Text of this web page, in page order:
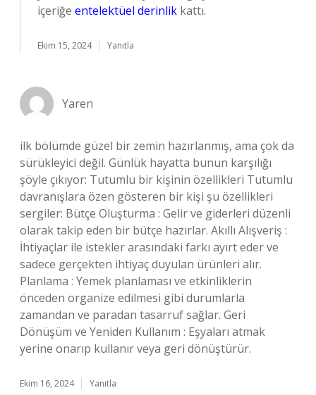
içeriğe entelektüel derinlik kattı.
Ekim 15, 2024 Yanıtla
Yaren
ilk bölümde güzel bir zemin hazırlanmış, ama çok da
sürükleyici değil. Günlük hayatta bunun karşılığı
şöyle çıkıyor: Tutumlu bir kişinin özellikleri Tutumlu
davranışlara özen gösteren bir kişi şu özellikleri
sergiler: Bütçe Oluşturma : Gelir ve giderleri düzenli
olarak takip eden bir bütçe hazırlar. Akıllı Alışveriş :
İhtiyaçlar ile istekler arasındaki farkı ayırt eder ve
sadece gerçekten ihtiyaç duyulan ürünleri alır.
Planlama : Yemek planlaması ve etkinliklerin
önceden organize edilmesi gibi durumlarla
zamandan ve paradan tasarruf sağlar. Geri
Dönüşüm ve Yeniden Kullanım : Eşyaları atmak
yerine onarıp kullanır veya geri dönüştürür.
Ekim 16, 2024 Yanıtla